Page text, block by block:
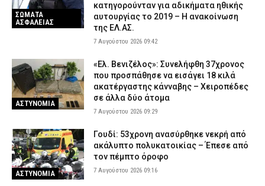
ΣΩΜΑΤΑ
ΑΣΦΑΛΕΙΑΣ
κατηγορούνταν για αδικήματα ηθικής
αυτουργίας το 2019 – Η ανακοίνωση
της ΕΛ.ΑΣ.
7 Αυγούστου 2026 09:42
ΑΣΤΥΝΟΜΙΑ
«Ελ. Βενιζέλος»: Συνελήφθη 37χρονος
που προσπάθησε να εισάγει 18 κιλά
ακατέργαστης κάνναβης – Χειροπέδες
σε άλλα δύο άτομα
7 Αυγούστου 2026 09:29
ΑΣΤΥΝΟΜΙΑ
Γουδί: 53χρονη ανασύρθηκε νεκρή από
ακάλυπτο πολυκατοικίας – Έπεσε από
τον πέμπτο όροφο
7 Αυγούστου 2026 09:16